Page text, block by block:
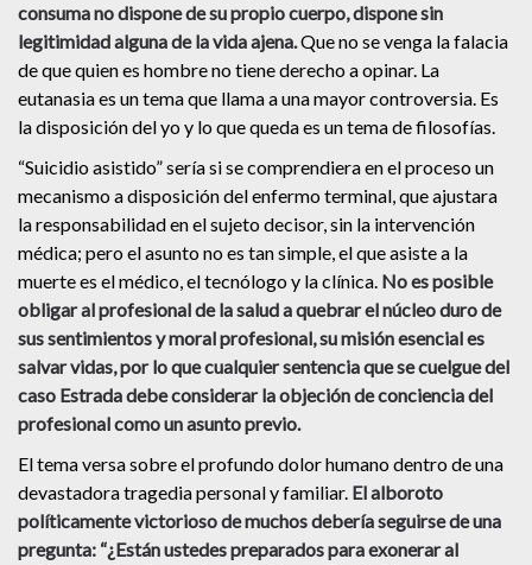
consuma no dispone de su propio cuerpo, dispone sin
legitimidad alguna de la vida ajena.Que no se venga la falacia
de que quien es hombre no tiene derecho a opinar. La
eutanasia es un tema que llama a una mayor controversia. Es
la disposición del yo y lo que queda es un tema de filosofías.
“Suicidio asistido” sería si se comprendiera en el proceso un
mecanismo a disposición del enfermo terminal, que ajustara
la responsabilidad en el sujeto decisor, sin la intervención
médica; pero el asunto no es tan simple, el que asiste a la
muerte es el médico, el tecnólogo y la clínica. No es posible
obligar al profesional de la salud a quebrar el núcleo duro de
sus sentimientos y moral profesional, su misión esencial es
salvar vidas, por lo que cualquier sentencia que se cuelgue del
caso Estrada debe considerar la objeción de conciencia del
profesional como un asunto previo.
El tema versa sobre el profundo dolor humano dentro de una
devastadora tragedia personal y familiar. El alboroto
políticamente victorioso de muchos debería seguirse de una
pregunta: “¿Están ustedes preparados para exonerar al